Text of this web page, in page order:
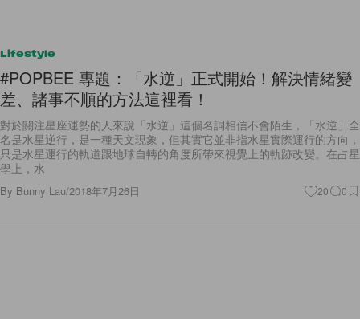
#POPBEE 專題：「水逆」正式開始！解決情緒變
差、諸事不順的方法這裡看！
對於關注星座運勢的人來說「水逆」這個名詞相信不會陌生，「水逆」全
只是水星運行的軌道跟地球自轉的角度所帶來視覺上的軌跡改變。在占星
學上，水
By Bunny Lau